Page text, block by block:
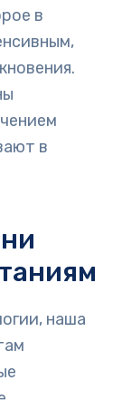
в
в
наша